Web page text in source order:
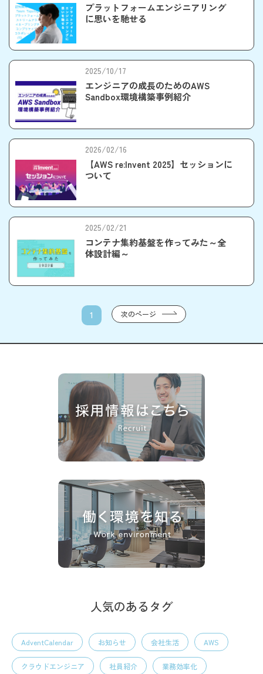
プラットフォームエンジニアリング
に思いを馳せる
2025/10/17
エンジニアの成長のためのAWS
Sandbox環境構築事例紹介
2026/02/16
【AWS re:Invent 2025】セッションに
ついて
2025/02/21
コンテナ集約基盤を作ってみた～全
体設計編～
1 次のページ
人気のあるタグ
AdventCalendar お知らせ 会社生活 AWS
クラウドエンジニア 社員紹介 業務効率化